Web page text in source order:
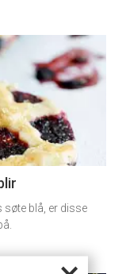
søte blå, er disse